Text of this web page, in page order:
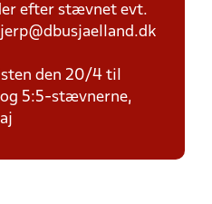
efter stævnet evt.
den 20/4 til
5:5-stævnerne,